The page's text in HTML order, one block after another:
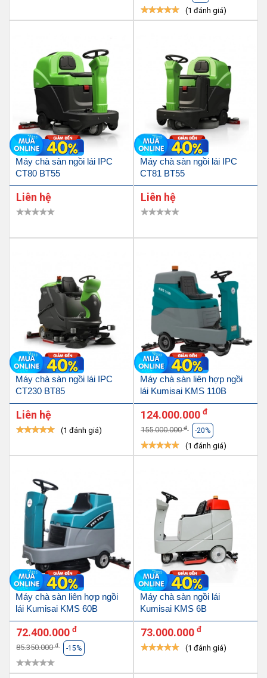
(1 đánh giá)
Máy chà sàn ngồi lái IPC
CT80 BT55
Liên hệ
Máy chà sàn ngồi lái IPC
CT81 BT55
Liên hệ
Máy chà sàn ngồi lái IPC
CT230 BT85
Liên hệ
(1 đánh giá)
Máy chà sàn liên hợp ngồi
lái Kumisai KMS 110B
124.000.000 đ
155.000.000đ -20%
(1 đánh giá)
Máy chà sàn liên hợp ngồi
lái Kumisai KMS 60B
72.400.000 đ
85.350.000đ -15%
Máy chà sàn ngồi lái
Kumisai KMS 6B
73.000.000 đ
(1 đánh giá)